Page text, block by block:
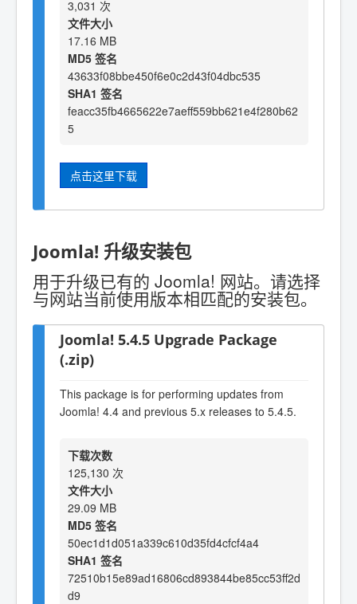
3,031 次
文件大小
17.16 MB
MD5 签名
43633f08bbe450f6e0c2d43f04dbc535
SHA1 签名
feacc35fb4665622e7aeff559bb621e4f280b62
5
点击这里下载
Joomla! 升级安装包
用于升级已有的 Joomla! 网站。请选择
与网站当前使用版本相匹配的安装包。
Joomla! 5.4.5 Upgrade Package
(.zip)
This package is for performing updates from
Joomla! 4.4 and previous 5.x releases to 5.4.5.
下载次数
125,130 次
文件大小
29.09 MB
MD5 签名
50ec1d1d051a339c610d35fd4cfcf4a4
SHA1 签名
72510b15e89ad16806cd893844be85cc53ff2d
d9